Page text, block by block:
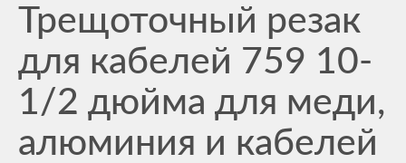
Трещоточный резак
для кабелей 759 10-
1/2 дюйма для меди,
алюминия и кабелей